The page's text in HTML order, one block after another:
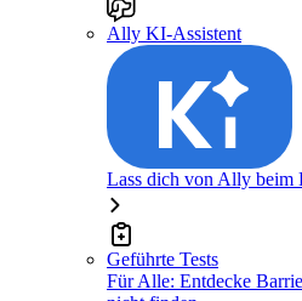
Ally KI-Assistent
Lass dich von Ally beim
Geführte Tests
Für Alle: Entdecke